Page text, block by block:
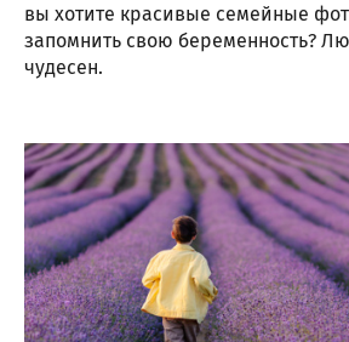
вы хотите красивые семейные
запомнить свою беременность?
чудесен.